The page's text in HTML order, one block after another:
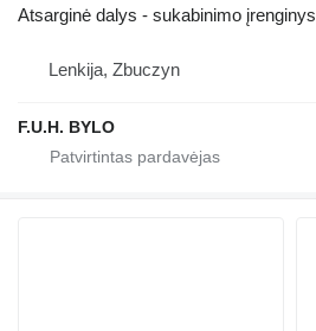
Atsarginė dalys - sukabinimo įrenginys
Lenkija, Zbuczyn
F.U.H. BYLO